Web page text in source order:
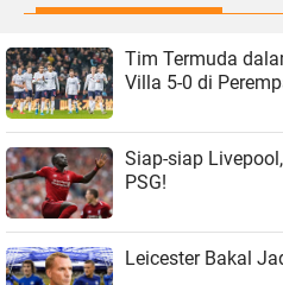
Tim Termuda
Villa 5-0 di
Siap-siap
PSG!
Leicester Bakal